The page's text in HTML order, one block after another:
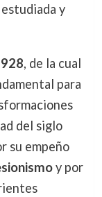
y
, de la cual
para
del siglo
su empeño
y por